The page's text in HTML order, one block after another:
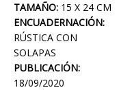
TAMAÑO: 15 X 24 CM
ENCUADERNACIÓN:
RÚSTICA CON
SOLAPAS
PUBLICACIÓN:
18/09/2020